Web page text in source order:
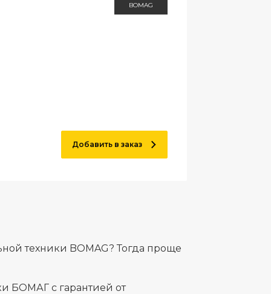
BOMAG
Добавить в заказ
техники BOMAG? Тогда проще
БОМАГ с гарантией от